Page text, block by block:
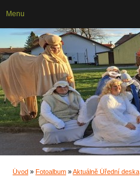
Úvod » Fotoalbum »Aktuálně Úřední deska
Menu